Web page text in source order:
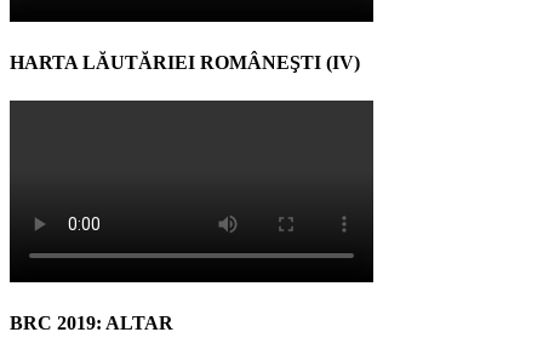
HARTA LĂUTĂRIEI ROMÂNEŞTI (IV)
BRC 2019: ALTAR